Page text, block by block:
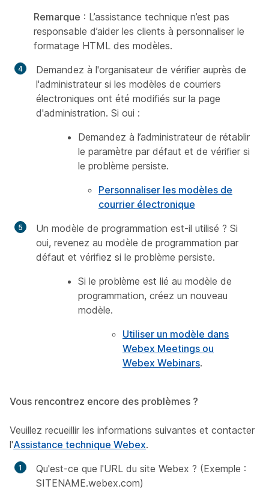
Remarque : L’assistance technique n’est pas
responsable d’aider les clients à personnaliser le
formatage HTML des modèles.
Demandez à l'organisateur de vérifier auprès de
l'administrateur si les modèles de courriers
électroniques ont été modifiés sur la page
d'administration. Si oui :
Demandez à l’administrateur de rétablir
le paramètre par défaut et de vérifier si
le problème persiste.
Personnaliser les modèles de
courrier électronique
Un modèle de programmation est-il utilisé ? Si
oui, revenez au modèle de programmation par
défaut et vérifiez si le problème persiste.
Si le problème est lié au modèle de
programmation, créez un nouveau
modèle.
Utiliser un modèle dans
Webex Meetings ou
Webex Webinars.
Vous rencontrez encore des problèmes ?
Veuillez recueillir les informations suivantes et contacter
l'Assistance technique Webex.
Qu'est-ce que l'URL du site Webex ? (Exemple :
SITENAME.webex.com)